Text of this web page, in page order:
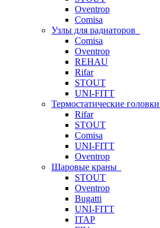
Oventrop
Comisa
Узлы для радиаторов
Comisa
Oventrop
REHAU
Rifar
STOUT
UNI-FITT
Термостатические головки
Rifar
STOUT
Comisa
UNI-FITT
Oventrop
Шаровые краны
STOUT
Oventrop
Bugatti
UNI-FITT
ITAP